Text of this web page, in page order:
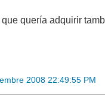
que quería adquirir
2008 22:49:55 PM